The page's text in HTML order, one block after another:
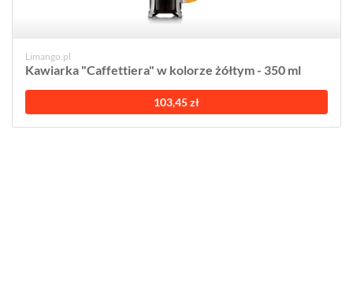
Limango.pl
Kawiarka "Caffettiera" w kolorze żółtym - 350 ml
103,45 zł